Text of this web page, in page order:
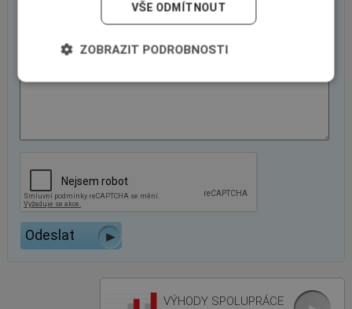
VÝHODY SPOLUPRÁCE
VŠE ODMÍTNOUT
ZOBRAZIT PODROBNOSTI